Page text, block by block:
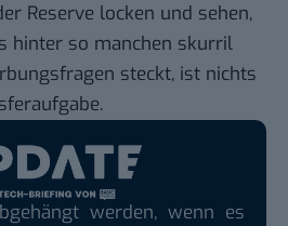
Reserve locken und sehen,
hinter so manchen skurril
steckt, ist nichts
werden, wenn es